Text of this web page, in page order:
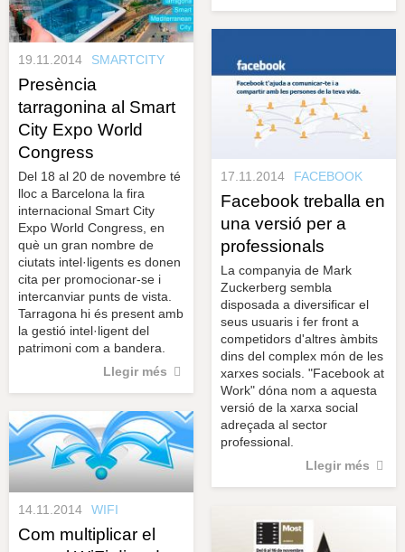
19.11.2014 SMARTCITY
Presència
tarragonina al Smart
City Expo World
Congress
Del 18 al 20 de novembre té
lloc a Barcelona la fira
internacional Smart City
Expo World Congress, en
què un gran nombre de
ciutats intel·ligents es donen
cita per promocionar-se i
intercanviar punts de vista.
Tarragona hi és present amb
la gestió intel·ligent del
patrimoni com a bandera.
Llegir més
17.11.2014 FACEBOOK
Facebook treballa en
una versió per a
professionals
La companyia de Mark
Zuckerberg sembla
disposada a diversificar el
seus usuaris i fer front a
competidors d'altres àmbits
dins del complex món de les
xarxes socials. "Facebook at
Work" dóna nom a aquesta
versió de la xarxa social
adreçada al sector
professional.
Llegir més
14.11.2014 WIFI
Com multiplicar el